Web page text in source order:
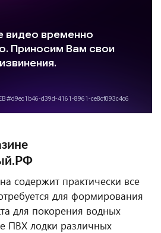
содержит практически все
для формирования
для покорения водных
ПВХ лодки различных